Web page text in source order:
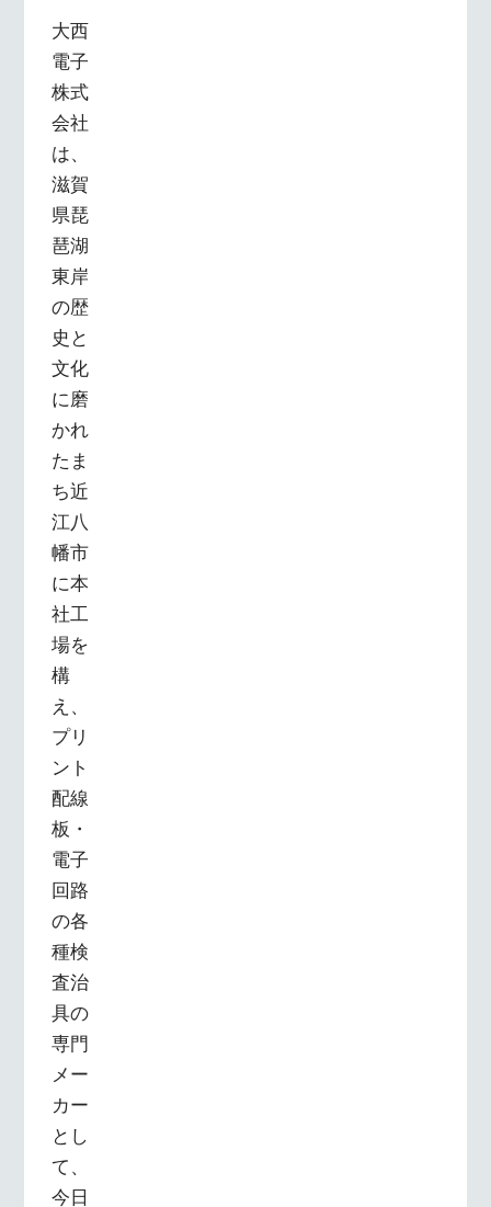
大西
電子
株式
会社
は、
滋賀
県琵
琶湖
東岸
の歴
史と
文化
に磨
かれ
たま
ち近
江八
幡市
に本
社工
場を
構
え、
プリ
ント
配線
板・
電子
回路
の各
種検
査治
具の
専門
メー
カー
とし
て、
今日